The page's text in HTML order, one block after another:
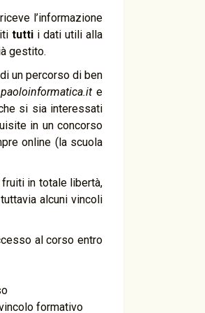
l’informazione
tutti i dati utili alla
gestito.
un percorso di ben
e
si sia interessati
in un concorso
online (la scuola
in totale libertà,
alcuni vincoli
al corso entro
formativo